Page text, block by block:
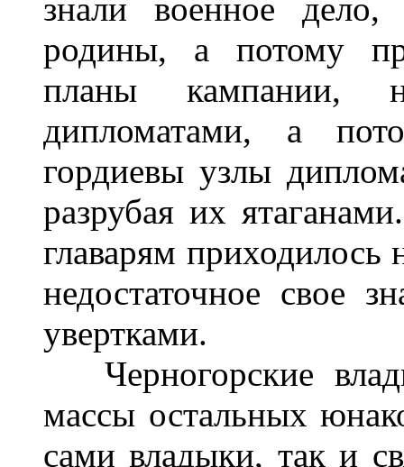
знали военное
родины, а потому
планы кампании,
дипломатами, а
гордиевы узлы
разрубая их
главарям
недостаточное свое
увертками.
Черногорские
массы остальных
сами владыки, так и